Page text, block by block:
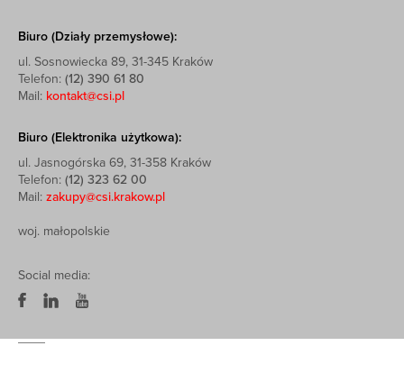
Biuro (Działy przemysłowe):
ul. Sosnowiecka 89, 31-345 Kraków
Telefon: (12) 390 61 80
Mail: kontakt@csi.pl
Biuro (Elektronika użytkowa):
ul. Jasnogórska 69, 31-358 Kraków
Telefon: (12) 323 62 00
Mail: zakupy@csi.krakow.pl
woj. małopolskie
Social media: